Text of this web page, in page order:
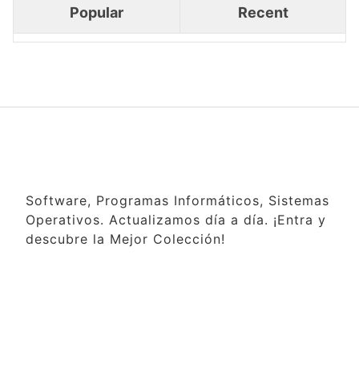
Popular Recent
Software, Programas Informáticos, Sistemas
Operativos. Actualizamos día a día. ¡Entra y
descubre la Mejor Colección!